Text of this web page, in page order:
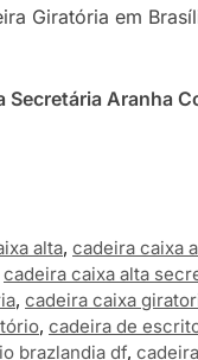
Giratória em
Secretária Aranha
alta, cadeira caixa
cadeira caixa alta
, cadeira caixa
, cadeira de
brazlandia df,